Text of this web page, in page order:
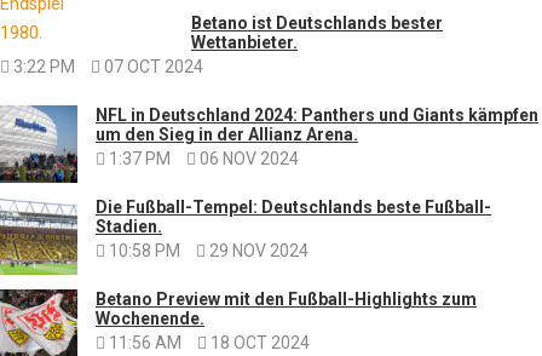
Betano ist Deutschlands bester
Wettanbieter.
3:22 PM
07 OCT 2024
NFL in Deutschland 2024: Panthers und Giants kämpfen
um den Sieg in der Allianz Arena.
1:37 PM
06 NOV 2024
Die Fußball-Tempel: Deutschlands beste Fußball-
Stadien.
10:58 PM
29 NOV 2024
Betano Preview mit den Fußball-Highlights zum
Wochenende.
11:56 AM
18 OCT 2024